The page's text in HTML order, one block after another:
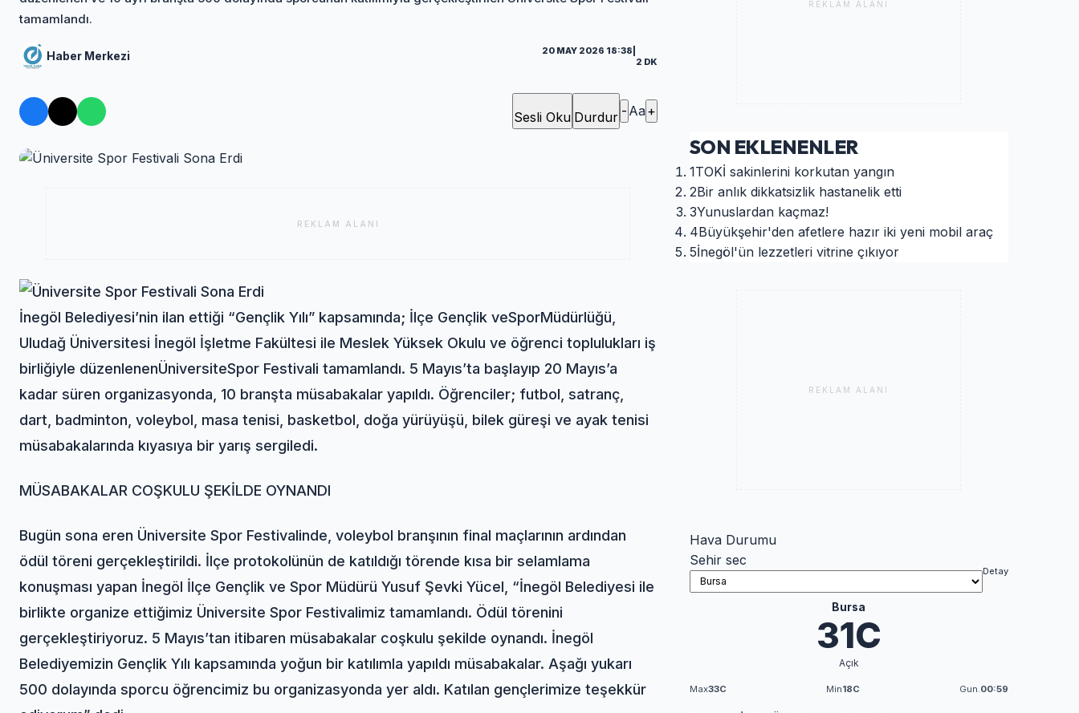
tamamlandı.
Haber Merkezi 20 MAY 2026 18:38
2 DK
Sesli Oku Durdur - Aa+
REKLAM ALANI
İnegöl Belediyesi’nin ilan ettiği “Gençlik Yılı” kapsamında; İlçe Gençlik veSporMüdürlüğü,
Uludağ Üniversitesi İnegöl İşletme Fakültesi ile Meslek Yüksek Okulu ve öğrenci toplulukları iş
birliğiyle düzenlenenÜniversiteSpor Festivali tamamlandı. 5 Mayıs’ta başlayıp 20 Mayıs’a
kadar süren organizasyonda, 10 branşta müsabakalar yapıldı. Öğrenciler; futbol, satranç,
dart, badminton, voleybol, masa tenisi, basketbol, doğa yürüyüşü, bilek güreşi ve ayak tenisi
müsabakalarında kıyasıya bir yarış sergiledi.
MÜSABAKALAR COŞKULU ŞEKİLDE OYNANDI
Bugün sona eren Üniversite Spor Festivalinde, voleybol branşının final maçlarının ardından
ödül töreni gerçekleştirildi. İlçe protokolünün de katıldığı törende kısa bir selamlama
konuşması yapan İnegöl İlçe Gençlik ve Spor Müdürü Yusuf Şevki Yücel, “İnegöl Belediyesi ile
birlikte organize ettiğimiz Üniversite Spor Festivalimiz tamamlandı. Ödül törenini
gerçekleştiriyoruz. 5 Mayıs’tan itibaren müsabakalar coşkulu şekilde oynandı. İnegöl
Belediyemizin Gençlik Yılı kapsamında yoğun bir katılımla yapıldı müsabakalar. Aşağı yukarı
500 dolayında sporcu öğrencimiz bu organizasyonda yer aldı. Katılan gençlerimize teşekkür
REKLAM ALANI
SON EKLENENLER
1TOKİ sakinlerini korkutan yangın
2Bir anlık dikkatsizlik hastanelik etti
3Yunuslardan kaçmaz!
4Büyükşehir'den afetlere hazır iki yeni mobil araç
5İnegöl'ün lezzetleri vitrine çıkıyor
REKLAM ALANI
Hava Durumu
Sehir sec
Detay
Bursa
31C
Açık
Max33C Min18C Gun.00:59